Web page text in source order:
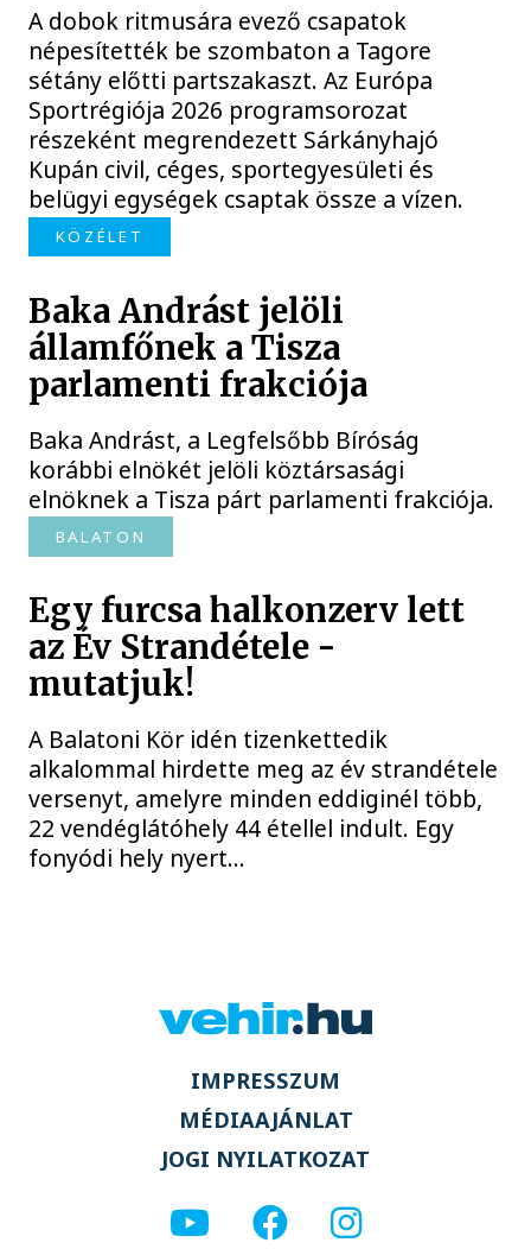
A dobok ritmusára evező csapatok
népesítették be szombaton a Tagore
sétány előtti partszakaszt. Az Európa
Sportrégiója 2026 programsorozat
részeként megrendezett Sárkányhajó
Kupán civil, céges, sportegyesületi és
belügyi egységek csaptak össze a vízen.
KÖZÉLET
Baka Andrást jelöli
államfőnek a Tisza
parlamenti frakciója
Baka Andrást, a Legfelsőbb Bíróság
korábbi elnökét jelöli köztársasági
elnöknek a Tisza párt parlamenti frakciója.
BALATON
Egy furcsa halkonzerv lett
az Év Strandétele -
mutatjuk!
A Balatoni Kör idén tizenkettedik
alkalommal hirdette meg az év strandétele
versenyt, amelyre minden eddiginél több,
22 vendéglátóhely 44 étellel indult. Egy
fonyódi hely nyert...
IMPRESSZUM
MÉDIAAJÁNLAT
JOGI NYILATKOZAT